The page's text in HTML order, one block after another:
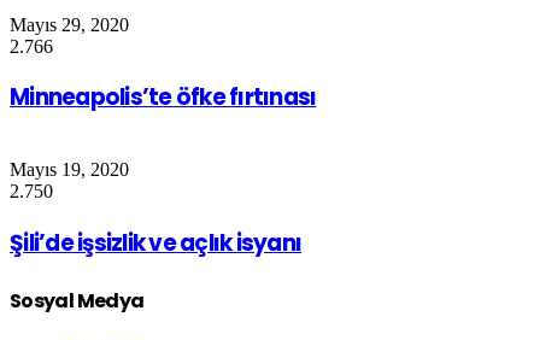
Mayıs 29, 2020
2.766
Minneapolis’te öfke fırtınası
Mayıs 19, 2020
2.750
Şili’de işsizlik ve açlık isyanı
Sosyal Medya